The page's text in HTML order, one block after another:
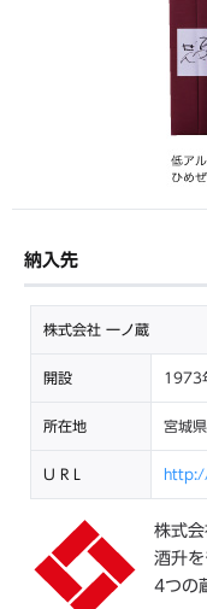
納入先
株式会社 一ノ蔵
開設 1973
所在地 宮城
U R L
株式
酒升
4つの